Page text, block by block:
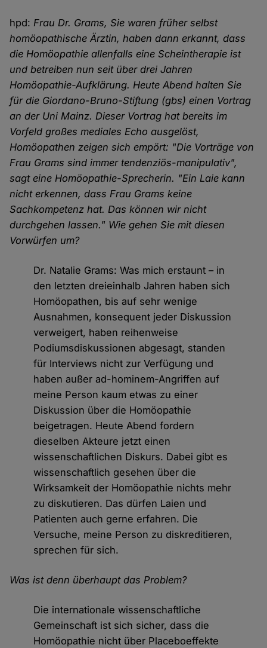
hpd:Frau Dr. Grams, Sie waren früher selbst
homöopathische Ärztin, haben dann erkannt, dass
die Homöopathie allenfalls eine Scheintherapie ist
und betreiben nun seit über drei Jahren
Homöopathie-Aufklärung. Heute Abend halten Sie
für die Giordano-Bruno-Stiftung (gbs) einen Vortrag
an der Uni Mainz. Dieser Vortrag hat bereits im
Vorfeld großes mediales Echo ausgelöst,
Homöopathen zeigen sich empört: "Die Vorträge von
Frau Grams sind immer tendenziös-manipulativ",
sagt eine Homöopathie-Sprecherin. "Ein Laie kann
nicht erkennen, dass Frau Grams keine
Sachkompetenz hat. Das können wir nicht
durchgehen lassen." Wie gehen Sie mit diesen
Vorwürfen um?
Dr. Natalie Grams: Was mich erstaunt – in
den letzten dreieinhalb Jahren haben sich
Homöopathen, bis auf sehr wenige
Ausnahmen, konsequent jeder Diskussion
verweigert, haben reihenweise
Podiumsdiskussionen abgesagt, standen
für Interviews nicht zur Verfügung und
haben außer ad-hominem-Angriffen auf
meine Person kaum etwas zu einer
Diskussion über die Homöopathie
beigetragen. Heute Abend fordern
dieselben Akteure jetzt einen
wissenschaftlichen Diskurs. Dabei gibt es
wissenschaftlich gesehen über die
Wirksamkeit der Homöopathie nichts mehr
zu diskutieren. Das dürfen Laien und
Patienten auch gerne erfahren. Die
Versuche, meine Person zu diskreditieren,
sprechen für sich.
Was ist denn überhaupt das Problem?
Die internationale wissenschaftliche
Gemeinschaft ist sich sicher, dass die
Homöopathie nicht über Placeboeffekte